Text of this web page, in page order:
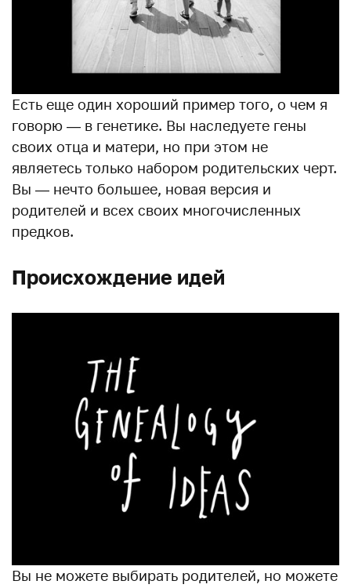
Есть еще один хороший пример того, о чем я
говорю — в генетике. Вы наследуете гены
своих отца и матери, но при этом не
являетесь только набором родительских черт.
Вы — нечто большее, новая версия и
родителей и всех своих многочисленных
предков.
Происхождение идей
Вы не можете выбирать родителей, но можете